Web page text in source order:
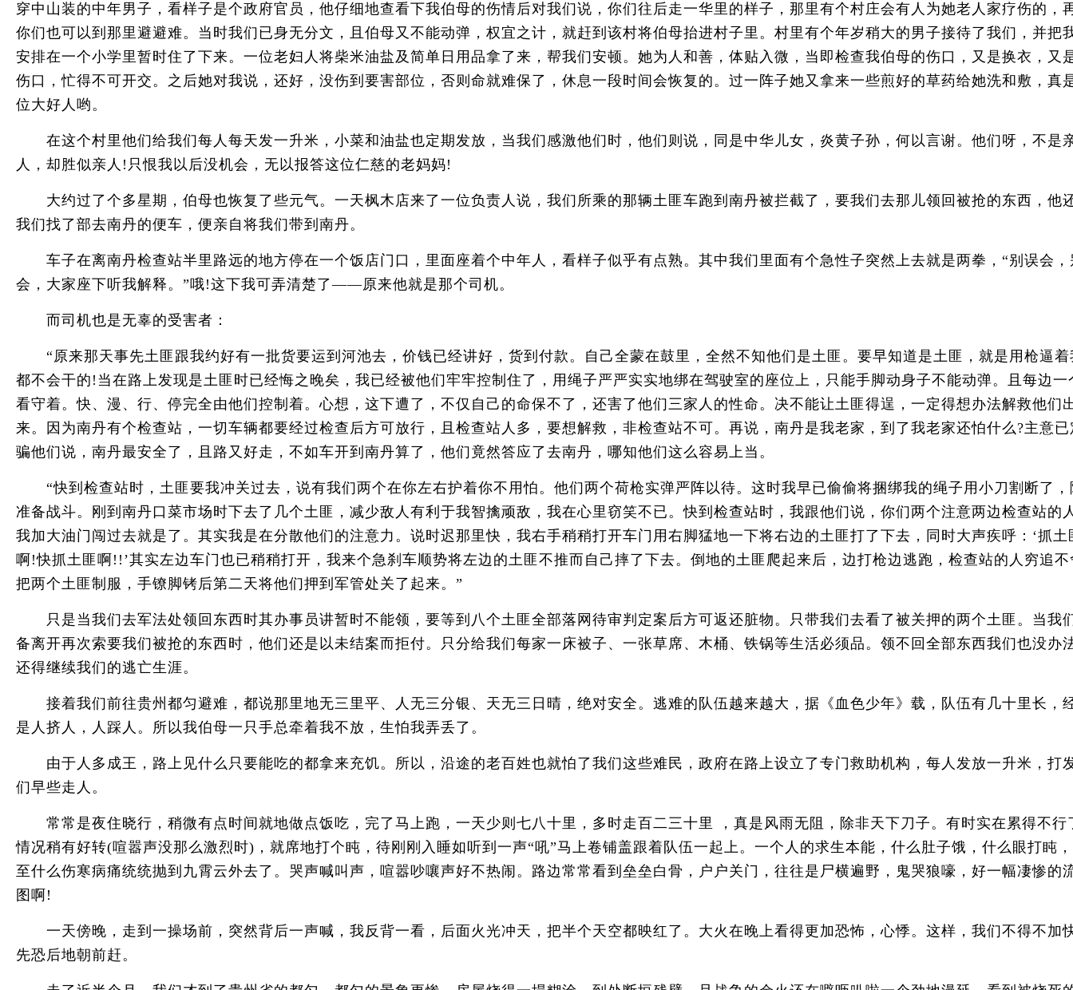
穿中山装的中年男子，看样子是个政府官员，他仔细地查看下我伯母的伤情后对我们说，你们往后走一华里的样子，那里有个村庄会有人为她老人家疗伤的，
你们也可以到那里避避难。当时我们已身无分文，且伯母又不能动弹，权宜之计，就赶到该村将伯母抬进村子里。村里有个年岁稍大的男子接待了我们，并把
安排在一个小学里暂时住了下来。一位老妇人将柴米油盐及简单日用品拿了来，帮我们安顿。她为人和善，体贴入微，当即检查我伯母的伤口，又是换衣，又
伤口，忙得不可开交。之后她对我说，还好，没伤到要害部位，否则命就难保了，休息一段时间会恢复的。过一阵子她又拿来一些煎好的草药给她洗和敷，真
位大好人哟。
在这个村里他们给我们每人每天发一升米，小菜和油盐也定期发放，当我们感激他们时，他们则说，同是中华儿女，炎黄子孙，何以言谢。他们呀，不是
人，却胜似亲人!只恨我以后没机会，无以报答这位仁慈的老妈妈!
大约过了个多星期，伯母也恢复了些元气。一天枫木店来了一位负责人说，我们所乘的那辆土匪车跑到南丹被拦截了，要我们去那儿领回被抢的东西，他
我们找了部去南丹的便车，便亲自将我们带到南丹。
车子在离南丹检查站半里路远的地方停在一个饭店门口，里面座着个中年人，看样子似乎有点熟。其中我们里面有个急性子突然上去就是两拳，“别误会，
会，大家座下听我解释。”哦!这下我可弄清楚了——原来他就是那个司机。
而司机也是无辜的受害者：
“原来那天事先土匪跟我约好有一批货要运到河池去，价钱已经讲好，货到付款。自己全蒙在鼓里，全然不知他们是土匪。要早知道是土匪，就是用枪逼着
都不会干的!当在路上发现是土匪时已经悔之晚矣，我已经被他们牢牢控制住了，用绳子严严实实地绑在驾驶室的座位上，只能手脚动身子不能动弹。且每边一
看守着。快、漫、行、停完全由他们控制着。心想，这下遭了，不仅自己的命保不了，还害了他们三家人的性命。决不能让土匪得逞，一定得想办法解救他们
来。因为南丹有个检查站，一切车辆都要经过检查后方可放行，且检查站人多，要想解救，非检查站不可。再说，南丹是我老家，到了我老家还怕什么?主意已
骗他们说，南丹最安全了，且路又好走，不如车开到南丹算了，他们竟然答应了去南丹，哪知他们这么容易上当。
“快到检查站时，土匪要我冲关过去，说有我们两个在你左右护着你不用怕。他们两个荷枪实弹严阵以待。这时我早已偷偷将捆绑我的绳子用小刀割断了，
准备战斗。刚到南丹口菜市场时下去了几个土匪，减少敌人有利于我智擒顽敌，我在心里窃笑不已。快到检查站时，我跟他们说，你们两个注意两边检查站的
我加大油门闯过去就是了。其实我是在分散他们的注意力。说时迟那里快，我右手稍稍打开车门用右脚猛地一下将右边的土匪打了下去，同时大声疾呼：‘抓土
啊!快抓土匪啊!!’其实左边车门也已稍稍打开，我来个急刹车顺势将左边的土匪不推而自己摔了下去。倒地的土匪爬起来后，边打枪边逃跑，检查站的人穷追不
把两个土匪制服，手镣脚铐后第二天将他们押到军管处关了起来。”
只是当我们去军法处领回东西时其办事员讲暂时不能领，要等到八个土匪全部落网待审判定案后方可返还脏物。只带我们去看了被关押的两个土匪。当我
备离开再次索要我们被抢的东西时，他们还是以未结案而拒付。只分给我们每家一床被子、一张草席、木桶、铁锅等生活必须品。领不回全部东西我们也没办
还得继续我们的逃亡生涯。
接着我们前往贵州都匀避难，都说那里地无三里平、人无三分银、天无三日晴，绝对安全。逃难的队伍越来越大，据《血色少年》载，队伍有几十里长，
是人挤人，人踩人。所以我伯母一只手总牵着我不放，生怕我弄丢了。
由于人多成王，路上见什么只要能吃的都拿来充饥。所以，沿途的老百姓也就怕了我们这些难民，政府在路上设立了专门救助机构，每人发放一升米，打
们早些走人。
常常是夜住晓行，稍微有点时间就地做点饭吃，完了马上跑，一天少则七八十里，多时走百二三十里 ，真是风雨无阻，除非天下刀子。有时实在累得不行
情况稍有好转(喧嚣声没那么激烈时)，就席地打个盹，待刚刚入睡如听到一声“吼”马上卷铺盖跟着队伍一起上。一个人的求生本能，什么肚子饿，什么眼打盹
至什么伤寒病痛统统抛到九霄云外去了。哭声喊叫声，喧嚣吵嚷声好不热闹。路边常常看到垒垒白骨，户户关门，往往是尸横遍野，鬼哭狼嚎，好一幅凄惨的
图啊!
一天傍晚，走到一操场前，突然背后一声喊，我反背一看，后面火光冲天，把半个天空都映红了。大火在晚上看得更加恐怖，心悸。这样，我们不得不加
先恐后地朝前赶。